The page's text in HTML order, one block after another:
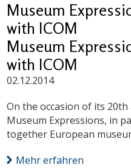
Museum
with ICOM
Museum
with ICOM
02.12.2014
On the occasion of its
Museum Expressions, in
together European
Mehr erfahren